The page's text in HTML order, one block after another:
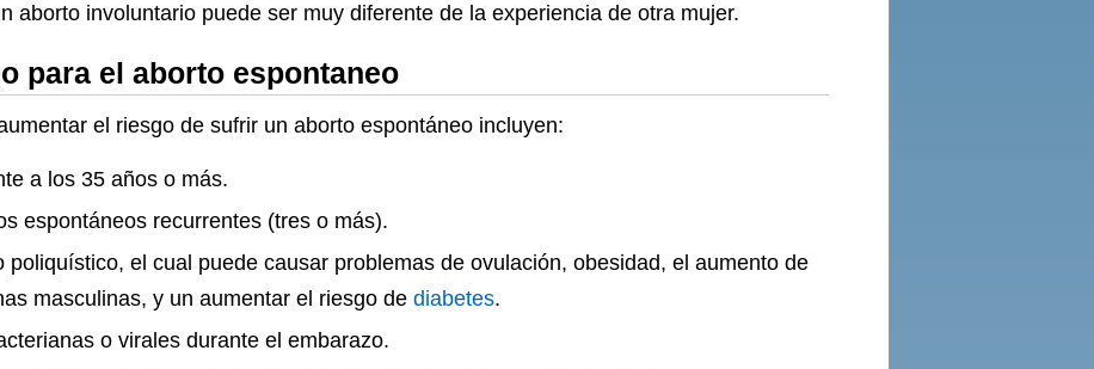
aborto involuntario puede ser muy diferente de la experiencia de otra mujer.
para el aborto espontaneo
el riesgo de sufrir un aborto espontáneo incluyen:
a los 35 años o más.
espontáneos recurrentes (tres o más).
poliquístico, el cual puede causar problemas de ovulación, obesidad, el aumento de
masculinas, y un aumentar el riesgo de diabetes.
o virales durante el embarazo.